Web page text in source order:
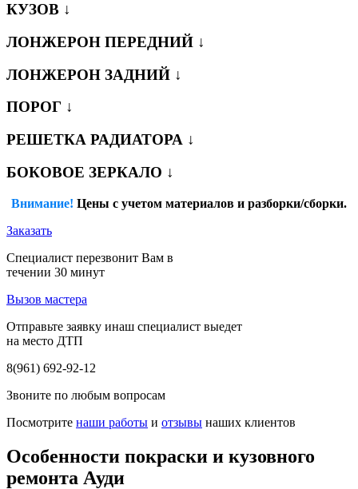
КУЗОВ ↓
ЛОНЖЕРОН ПЕРЕДНИЙ ↓
ЛОНЖЕРОН ЗАДНИЙ ↓
ПОРОГ ↓
РЕШЕТКА РАДИАТОРА ↓
БОКОВОЕ ЗЕРКАЛО ↓
Внимание! Цены с учетом материалов и разборки/сборки.
Заказать
Специалист перезвонит Вам в
течении 30 минут
Вызов мастера
Отправьте заявку инаш специалист выедет
на место ДТП
8(961) 692-92-12
Звоните по любым вопросам
Посмотрите наши работы и отзывы наших клиентов
Особенности покраски и кузовного
ремонта Ауди